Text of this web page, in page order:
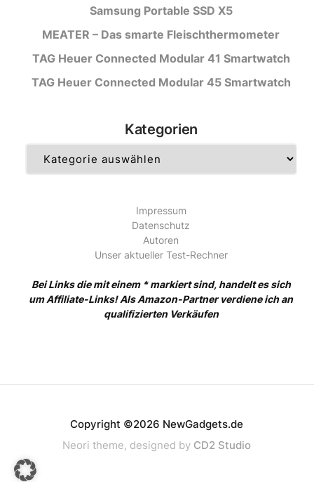
Samsung Portable SSD X5
MEATER – Das smarte Fleischthermometer
TAG Heuer Connected Modular 41 Smartwatch
TAG Heuer Connected Modular 45 Smartwatch
Kategorien
Impressum
Datenschutz
Autoren
Unser aktueller Test-Rechner
Bei Links die mit einem * markiert sind, handelt es sich
um Affiliate-Links! Als Amazon-Partner verdiene ich an
qualifizierten Verkäufen
Copyright ©2026 NewGadgets.de
Neori theme, designed by CD2 Studio